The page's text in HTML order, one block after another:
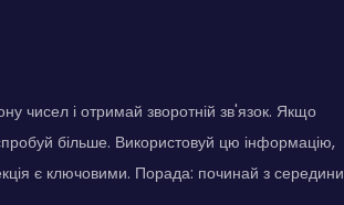
чисел і отримай зворотній зв'язок. Якщо
більше. Використовуй цю інформацію,
є ключовими. Порада: починай з середини